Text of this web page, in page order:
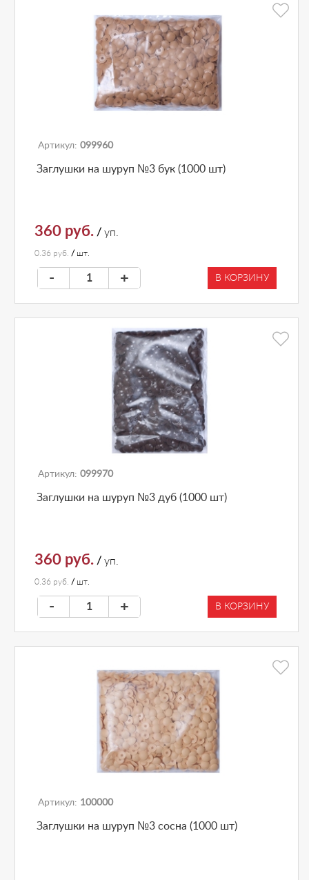
Артикул: 099960
Заглушки на шуруп №3 бук (1000 шт)
360 руб. / уп.
0.36 руб. / шт.
- + В КОРЗИНУ
Артикул: 099970
Заглушки на шуруп №3 дуб (1000 шт)
360 руб. / уп.
0.36 руб. / шт.
- + В КОРЗИНУ
Артикул: 100000
Заглушки на шуруп №3 сосна (1000 шт)